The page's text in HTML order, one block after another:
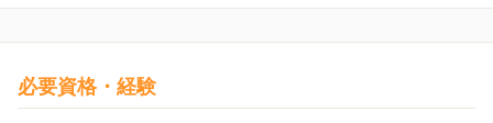
必要資格・経験